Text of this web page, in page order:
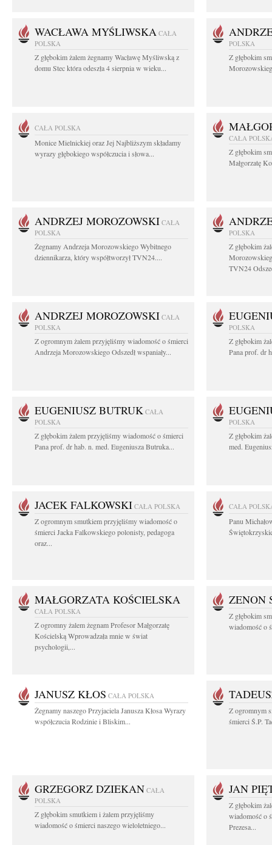
WACŁAWA MYŚLIWSKA CAŁA
POLSKA
Z głębokim żalem żegnamy Wacławę Myśliwską z
domu Stec która odeszła 4 sierpnia w wieku...
POLSKA
Z głębokim
CAŁA POLSKA
Monice Mielnickiej oraz Jej Najbliższym składamy
wyrazy głębokiego współczucia i słowa...
CAŁA
Z głębokim
Małgorzatę
ANDRZEJ MOROZOWSKI CAŁA
POLSKA
Żegnamy Andrzeja Morozowskiego Wybitnego
dziennikarza, który współtworzył TVN24....
POLSKA
Z głębokim
TVN24
ANDRZEJ MOROZOWSKI CAŁA
POLSKA
Z ogromnym żalem przyjęliśmy wiadomość o śmierci
Andrzeja Morozowskiego Odszedł wspaniały...
POLSKA
Z głębokim
Pana prof. dr
EUGENIUSZ BUTRUK CAŁA
POLSKA
Z głębokim żalem przyjęliśmy wiadomość o śmierci
Pana prof. dr hab. n. med. Eugeniusza Butruka...
POLSKA
Z głębokim
med.
JACEK FALKOWSKI CAŁA POLSKA
Z ogromnym smutkiem przyjęliśmy wiadomość o
śmierci Jacka Falkowskiego polonisty, pedagoga
oraz...
CAŁA
Panu
MAŁGORZATA KOŚCIELSKA
CAŁA POLSKA
Z ogromny żalem żegnam Profesor Małgorzatę
Kościelską Wprowadzała mnie w świat
psychologii,...
ZENON
Z głębokim
wiadomość o
JANUSZ KŁOS CAŁA POLSKA
Żegnamy naszego Przyjaciela Janusza Kłosa Wyrazy
współczucia Rodzinie i Bliskim...
Z ogromnym
śmierci Ś.P.
GRZEGORZ DZIEKAN CAŁA
POLSKA
Z głębokim smutkiem i żalem przyjęliśmy
wiadomość o śmierci naszego wieloletniego...
JAN
Z głębokim
wiadomość o
Prezesa...